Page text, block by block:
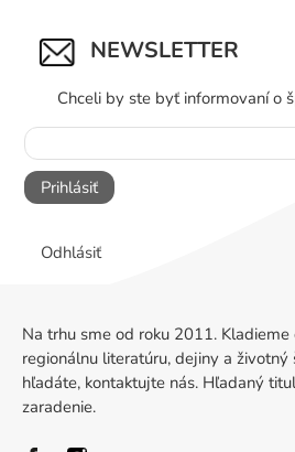
NEWSLETTER
Chceli by ste byť informovaní o
Prihlásiť
Odhlásiť
Na trhu sme od roku 2011.
regionálnu literatúru, dejiny a životný
hľadáte, kontaktujte nás. Hľadaný
zaradenie.